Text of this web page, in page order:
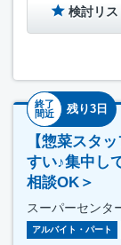
検討リ
終了
間近
残り3日
【惣菜スタ
すい♪集中し
相談OK＞
スーパーセンタ
アルバイト・パート